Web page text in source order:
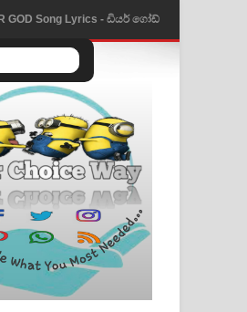
GOD Song Lyrics - ඩියර් ගෝඩ්
පද පෙළ
KATHA Song Lyrics -
කතා ගීතයේ පද පෙළ
Lyrics - Shakira, Burna Boy |
football world cup song lyrics
Amma Song Lyrics - ලස්සන
ගීතයේ පද පෙළ